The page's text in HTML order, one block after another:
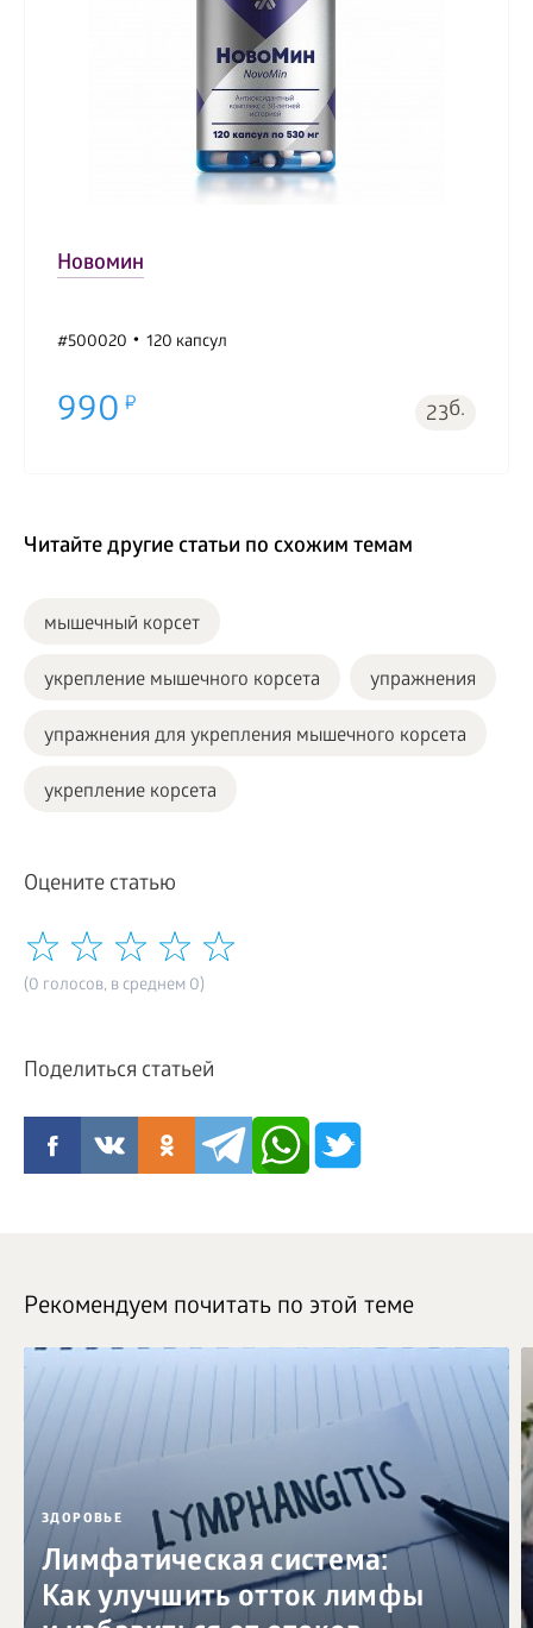
Новомин
#500020 120 капсул
990 23б.
Читайте другие статьи по схожим темам
мышечный корсет
укрепление мышечного корсета упражнения
упражнения для укрепления мышечного корсета
укрепление корсета
Оцените статью
(0 голосов, в среднем 0)
Поделиться статьей
Рекомендуем почитать по этой теме
ЗДОРОВЬЕ
Лимфатическая система:
Как улучшить отток лимфы